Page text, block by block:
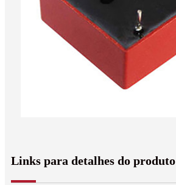
Links para detalhes do produto